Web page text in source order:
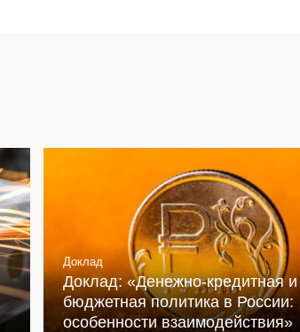
Доклад
Доклад: «Денежно-кредитная и
бюджетная политика в России:
особенности взаимодействия»